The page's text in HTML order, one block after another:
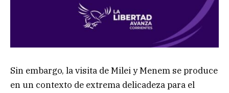
Sin embargo, la visita de Milei y Menem se produce
en un contexto de extrema delicadeza para el